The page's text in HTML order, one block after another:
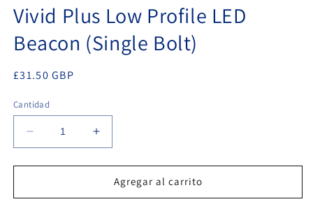
multimedia
1
en
una
Vivid Plus Low Profile LED
Beacon (Single Bolt)
Precio
£31.50 GBP
Cantidad
Reducir
cantidad
para
Plus
Aumentar
cantidad
para
Vivid
Plus
Agregar al carrito